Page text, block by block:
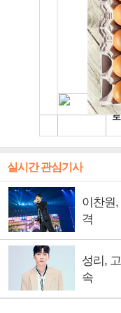
실시간 관심기사
이찬원
격
성리,
속